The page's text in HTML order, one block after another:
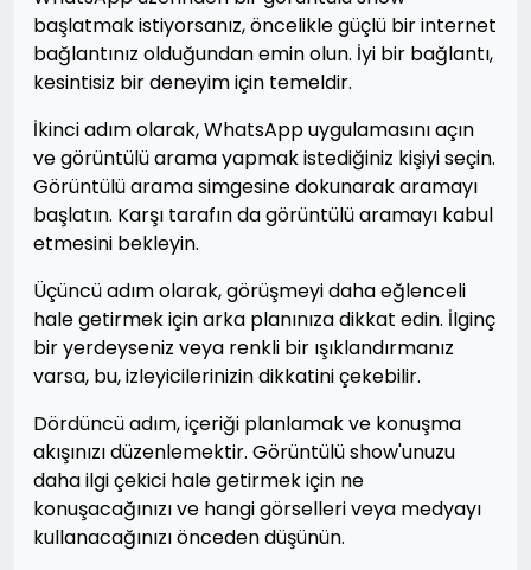
başlatmak istiyorsanız, öncelikle güçlü bir internet
bağlantınız olduğundan emin olun. İyi bir bağlantı,
kesintisiz bir deneyim için temeldir.
İkinci adım olarak, WhatsApp uygulamasını açın
ve görüntülü arama yapmak istediğiniz kişiyi seçin.
Görüntülü arama simgesine dokunarak aramayı
başlatın. Karşı tarafın da görüntülü aramayı kabul
etmesini bekleyin.
Üçüncü adım olarak, görüşmeyi daha eğlenceli
hale getirmek için arka planınıza dikkat edin. İlginç
bir yerdeyseniz veya renkli bir ışıklandırmanız
varsa, bu, izleyicilerinizin dikkatini çekebilir.
Dördüncü adım, içeriği planlamak ve konuşma
akışınızı düzenlemektir. Görüntülü show'unuzu
daha ilgi çekici hale getirmek için ne
konuşacağınızı ve hangi görselleri veya medyayı
kullanacağınızı önceden düşünün.